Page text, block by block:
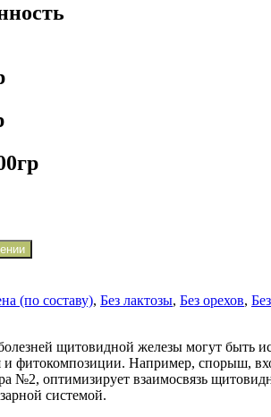
(по составу), Без лактозы, Без орехов,
щитовидной железы могут быть
и фитокомпозиции. Например, спорыш,
№2, оптимизирует взаимосвязь
системой.